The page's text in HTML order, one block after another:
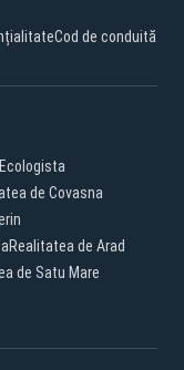
Cod de conduită
de Covasna
Realitatea de Arad
de Satu Mare